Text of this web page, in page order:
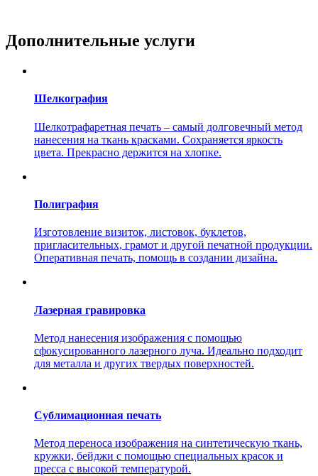
Дополнительные услуги
Шелкография
Шелкотрафаретная печать – самый долговечный метод
нанесения на ткань красками. Сохраняется яркость
цвета. Прекрасно держится на хлопке.
Полиграфия
Изготовление визиток, листовок, буклетов,
пригласительных, грамот и другой печатной продукции.
Оперативная печать, помощь в создании дизайна.
Лазерная гравировка
Метод нанесения изображения с помощью
сфокусированного лазерного луча. Идеально подходит
для металла и других твердых поверхностей.
Сублимационная печать
Метод переноса изображения на синтетическую ткань,
кружки, бейджи с помощью специальных красок и
пресса с высокой температурой.